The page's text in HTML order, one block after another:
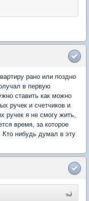
рано или поздно
в первую
ставить как можно
ручек и счетчиков и
ручек я не смогу жить,
время, за которое
нибудь думал в эту